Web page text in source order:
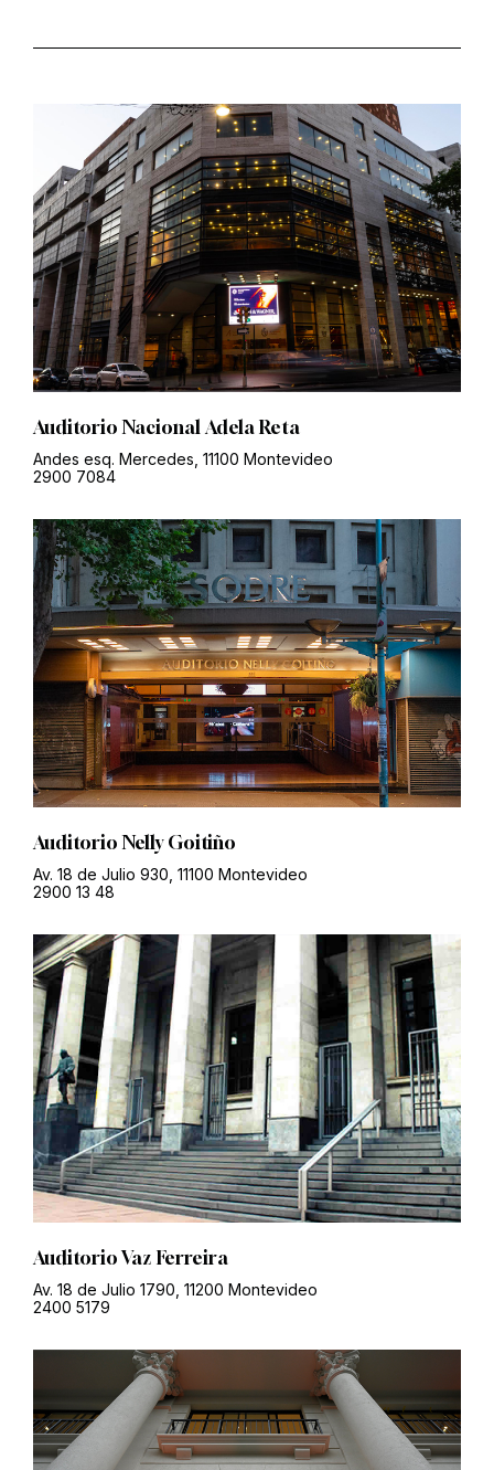
Auditorio Nacional Adela Reta
Andes esq. Mercedes, 11100 Montevideo
2900 7084
Auditorio Nelly Goitiño
Av. 18 de Julio 930, 11100 Montevideo
2900 13 48
Auditorio Vaz Ferreira
Av. 18 de Julio 1790, 11200 Montevideo
2400 5179